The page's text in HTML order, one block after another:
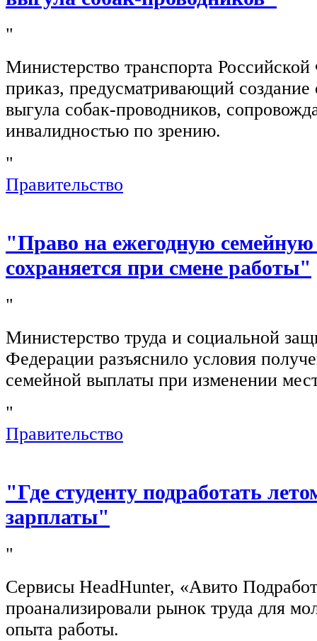
"
Министерство транспорта
приказ, предусматривающий создание
выгула собак-проводников,
инвалидностью по зрению.
"
Правительство
"Право на ежегодную
сохраняется при смене работы"
"
Министерство труда и социальной
Федерации разъяснило условия
семейной выплаты при изменении
"
Правительство
"Где студенту подработать
зарплаты"
"
Сервисы HeadHunter, «Авито
проанализировали рынок труда для
опыта работы.